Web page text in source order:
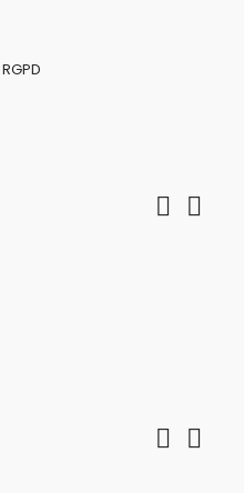
 
 